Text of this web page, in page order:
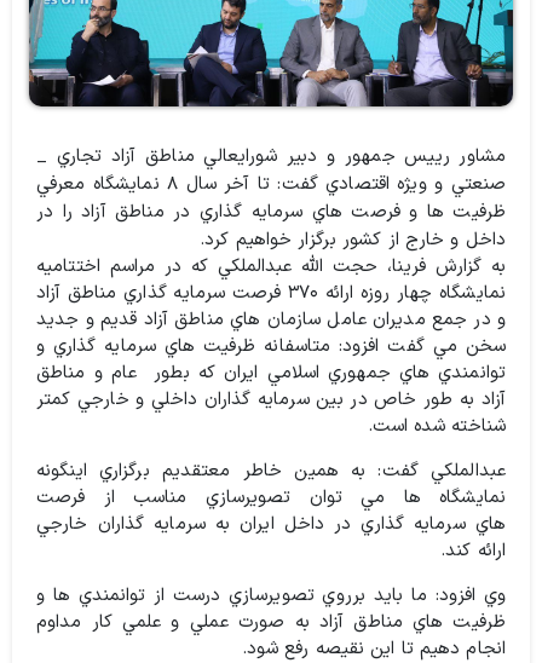
مشاور رييس جمهور و دبير شورايعالي مناطق آزاد تجاري _
صنعتي و ويژه اقتصادي گفت: تا آخر سال ۸ نمايشگاه معرفي
ظرفيت ها و فرصت هاي سرمايه گذاري در مناطق آزاد را در
داخل و خارج از كشور برگزار خواهيم كرد.
به گزارش فرينا، حجت الله عبدالملكي كه در مراسم اختتاميه
نمايشگاه چهار روزه ارائه ۳۷۰ فرصت سرمايه گذاري مناطق آزاد
و در جمع مديران عامل سازمان هاي مناطق آزاد قديم و جديد
سخن مي گفت افزود: متاسفانه ظرفيت هاي سرمايه گذاري و
توانمندي هاي جمهوري اسلامي ايران كه بطور عام و مناطق
آزاد به طور خاص در بين سرمايه گذاران داخلي و خارجي كمتر
شناخته شده است.
عبدالملكي گفت: به همين خاطر معتقديم برگزاري اينگونه
نمايشگاه ها مي توان تصويرسازي مناسب از فرصت
هاي سرمايه گذاري در داخل ايران به سرمايه گذاران خارجي
ارائه كند.
وي افزود: ما بايد برروي تصويرسازي درست از توانمندي ها و
ظرفيت هاي مناطق آزاد به صورت عملي و علمي كار مداوم
انجام دهيم تا اين نقيصه رفع شود.